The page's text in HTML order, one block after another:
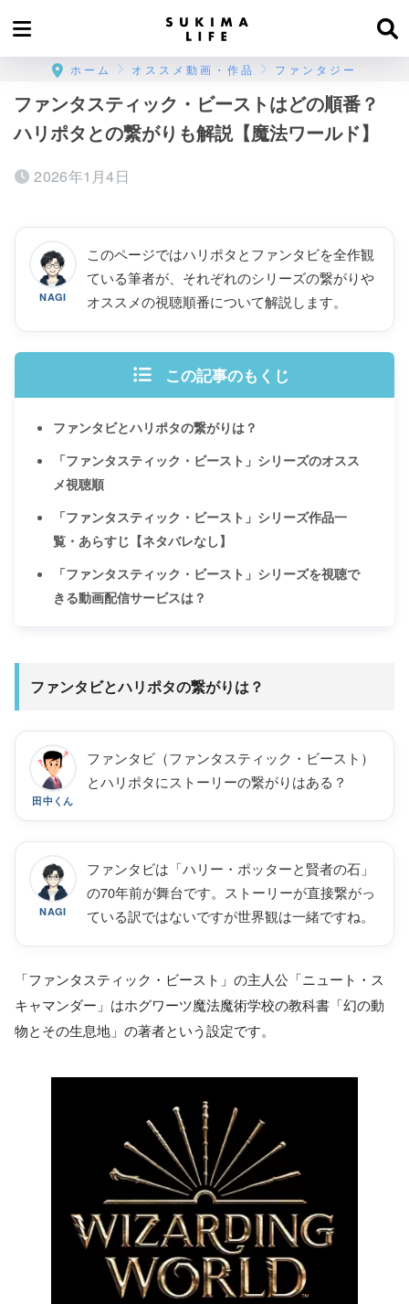
ホーム オススメ動画・作品 ファンタジー
ファンタスティック・ビーストはどの順番？
ハリポタとの繋がりも解説【魔法ワールド】
2026年1月4日
NAGI
このページではハリポタとファンタビを全作観
ている筆者が、それぞれのシリーズの繋がりや
オススメの視聴順番について解説します。
この記事のもくじ
ファンタビとハリポタの繋がりは？
「ファンタスティック・ビースト」シリーズのオスス
メ視聴順
「ファンタスティック・ビースト」シリーズ作品一
覧・あらすじ【ネタバレなし】
「ファンタスティック・ビースト」シリーズを視聴で
きる動画配信サービスは？
ファンタビとハリポタの繋がりは？
田中くん
ファンタビ（ファンタスティック・ビースト）
とハリポタにストーリーの繋がりはある？
NAGI
ファンタビは「ハリー・ポッターと賢者の石」
の70年前が舞台です。ストーリーが直接繋がっ
ている訳ではないですが世界観は一緒ですね。
「ファンタスティック・ビースト」の主人公「ニュート・ス
キャマンダー」はホグワーツ魔法魔術学校の教科書「幻の動
物とその生息地」の著者という設定です。